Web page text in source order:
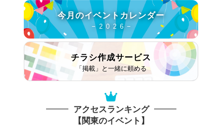
今月のイベントカレンダー
− 2 0 2 6 −
チラシ作成サービス
「掲載」と一緒に頼める
アクセスランキング
【関東のイベント】